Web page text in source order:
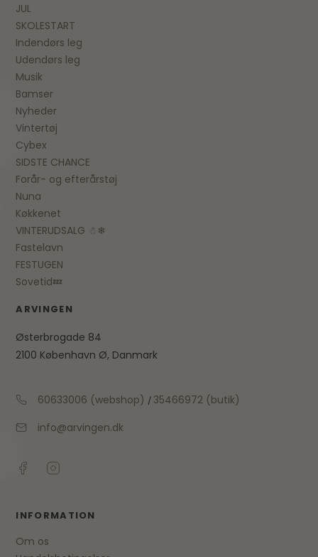
JUL
SKOLESTART
Indendørs leg
Udendørs leg
Musik
Bamser
Nyheder
Vintertøj
Cybex
SIDSTE CHANCE
Forår- og efterårstøj
Nuna
Køkkenet
VINTERUDSALG ☃❄
Fastelavn
FESTUGEN
Sovetid💤
ARVINGEN
Østerbrogade 84
2100 København Ø, Danmark
60633006 (webshop) / 35466972 (butik)
info@arvingen.dk
INFORMATION
Om os